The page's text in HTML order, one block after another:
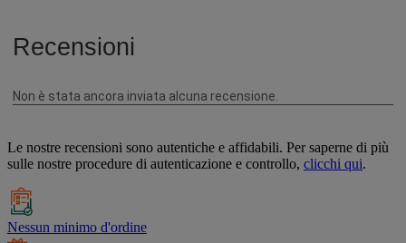
Le nostre recensioni sono autentiche e affidabili. Per saperne di più
sulle nostre procedure di autenticazione e controllo, clicchi qui.
Nessun minimo d'ordine